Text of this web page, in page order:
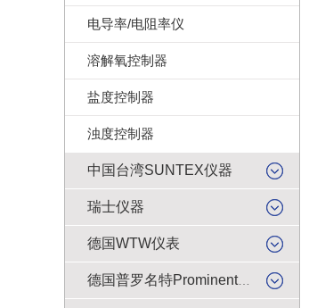
电导率/电阻率仪
溶解氧控制器
盐度控制器
浊度控制器
中国台湾SUNTEX仪器
瑞士仪器
德国WTW仪表
德国普罗名特Prominent仪表